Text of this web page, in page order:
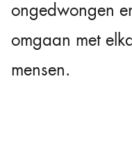
ongedwongen
omgaan met
mensen.